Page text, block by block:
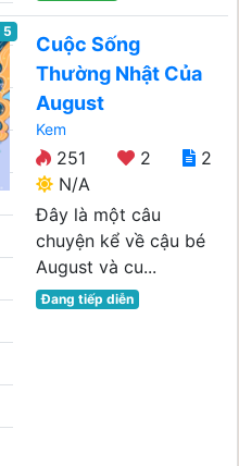
5
Cuộc Sống
Thường Nhật Của
August
Kem
251 2
2
N/A
Đây là một câu
chuyện kể về cậu bé
August và cu...
Đang tiếp diễn